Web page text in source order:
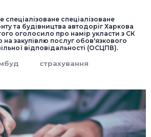
спеціалізоване
та будівництва автодоріг Харкова
оголосило про намір укласти з СК
на закупівлю послуг обов'язкового
відповідальності (ОСЦПВ).
страхування